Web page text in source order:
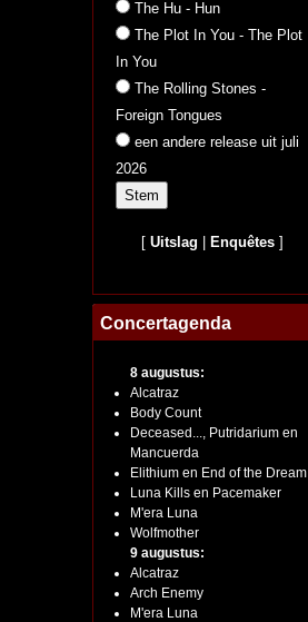
The Hu - Hun
The Plot In You - The Plot
In You
The Rolling Stones -
Foreign Tongues
een andere release uit juli
2026
[Uitslag Enquêtes ]
Concertagenda
8 augustus:
Alcatraz
Body Count
Deceased..., Putridarium en
Mancuerda
Elithium en End of the Dream
Luna Kills en Pacemaker
M'era Luna
Wolfmother
9 augustus:
Alcatraz
Arch Enemy
M'era Luna